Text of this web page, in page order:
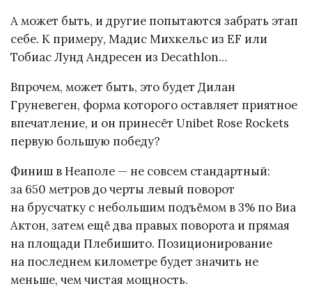
А может быть, и другие попытаются забрать этап
себе. К примеру, Мадис Михкельс из EF или
Тобиас Лунд Андресен из Decathlon…
Впрочем, может быть, это будет Дилан
Груневеген, форма которого оставляет приятное
впечатление, и он принесёт Unibet Rose Rockets
первую большую победу?
Финиш в Неаполе — не совсем стандартный:
за 650 метров до черты левый поворот
на брусчатку с небольшим подъёмом в 3% по Виа
Актон, затем ещё два правых поворота и прямая
на площади Плебишито. Позиционирование
на последнем километре будет значить не
меньше, чем чистая мощность.